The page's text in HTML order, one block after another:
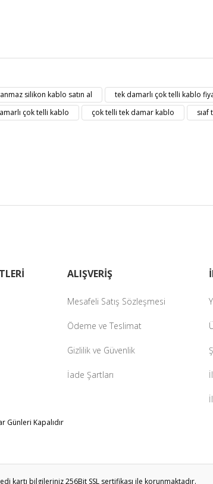
Yorum
bozuk veya görüntülenemiyor.
eksik bilgiler bulunuyor.
silikon kablo satın al tek damarlı çok telli kablo
çok telli kablo
çok telli tek damar kablo sıaf
ALIŞVERİŞ
Mesafeli Satış Sözleşmesi
Ödeme ve Teslimat
Gizlilik ve Güvenlik
İade Şartları
Günleri Kapalıdır
kartı bilgileriniz 256Bit SSL sertifikası ile korunmaktadır.